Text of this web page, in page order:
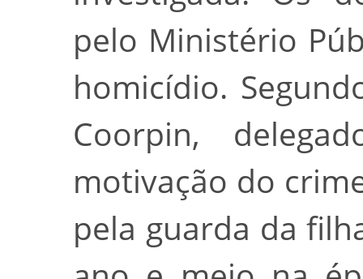
pelo Ministério
homicídio.
Coorpin,
motivação do
pela guarda da